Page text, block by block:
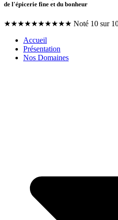
de l'épicerie fine et du bonheur
★★★★★★★★★★ Noté 10 sur
Accueil
Présentation
Nos Domaines